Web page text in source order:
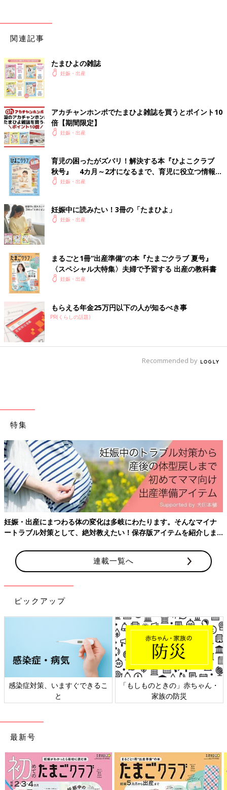
11:00-12:00
内診後から結構な痛みあり
声はまだ出てなかった気がする
12:00
昼食
ただしメインものと白ごはんとデザートはバッチリ食べた
13:00
痛み激増
声が出るレベルで痛くなる
午前中は楽しくNSTの張りの数値見てたのに、いっさい見る余裕
なし
助産師さんを呼ぶも、「おそらくまだ開いてないやろから、内診
はしないでおくね」と(開いてないの聞いたら絶望するからこれ
でよかった)
14:00
目つむって寝ようとするも、次の痛みが怖くて寝られない
「痛すぎる！！」とか「フゥーー(高音)」とか、だいぶうるさく
なってきた
おしっこ溜まってないはずやのに、痛みと同時に、おしっこした
い！！！が強すぎた
あらがったほうがいいか助産師さんに聞いたら、「あらがわんで
もいいけど、トイレ行っといたほうが」とのこと
赤ちゃん降りて来て刺激されてるとかいう回答を待ってた私、再
び絶望
ただ、この痛みが陣痛やったら、もうちょっと痛みの周期が長い
と思う」と言われる
「進んでるよー」と言ってもらえるものの、信じず
ここであまりに痛がってる私を見て、「旦那さん、呼んでもいい
よ」と言ってもらえた
ただ、お産の進み具合がわからないので、帰ってもらうことにな
るかもとのことだったが、それでもいいので呼んだ
まだここは痛くない時にギリギリ話せるレベル
「子宮口3センチでこんな痛がってる人いないですよね」ってマ
ジで悲しくなりながら言った
15:00
トイレ
入院してから出てなかったウンチがようやく出た
15:05
トイレ出たら、助産師さんから「歩けるうちに分娩室、行きまし
「まだ3センチやのに！？」と驚き、同時にどんだけ長いこと分
娩室で耐えないといけないのか恐怖
たった数メートルの距離を3度ほど止まりながら移動
移動中に「この痛みは何の痛みですか？」と苦しまぎれに聞いた
ら、「お薬の効果」と言われて泣きそうになる(陣痛がよかった)
分娩室着
助産師さんに内診してもらい、子宮口7センチと言われる
は？？？？となるものの、反応できない
内診後、夫と合流
関連記事
たまひよの雑誌
妊娠・出産
アカチャンホンポでたまひよ雑誌を買うとポイント10
倍【期間限定】
妊娠・出産
育児の困ったがズバリ！解決する本『ひよこクラブ
秋号』 4カ月～2才になるまで、育児に役立つ情報が
いっぱい！
妊娠・出産
妊娠中に読みたい！3冊の「たまひよ」
妊娠・出産
まるごと1冊“出産準備”の本『たまごクラブ 夏号』
〈スペシャル大特集〉夫婦で予習する 出産の教科書
妊娠・出産
もらえる年金25万円以下の人が知るべき事
PR(くらしの話題)
Recommended by
特集
妊娠・出産にまつわる体の変化は多岐にわたります。そんなマイナ
ートラブル対策として、絶対教えたい！保存版アイテムを紹介しま
連載一覧へ
ピックアップ
感染症対策、いますぐできるこ
と
「もしものときの」赤ちゃん・
家族の防災
最新号